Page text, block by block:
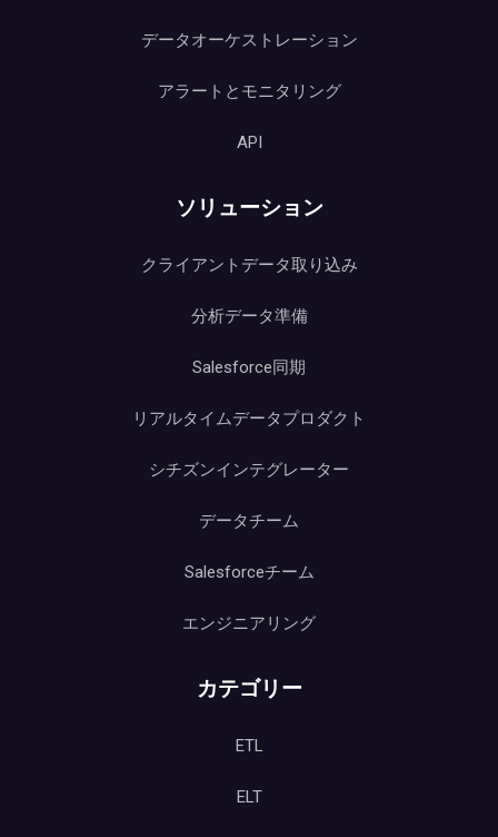
データオーケストレーション
アラートとモニタリング
API
ソリューション
クライアントデータ取り込み
分析データ準備
Salesforce同期
リアルタイムデータプロダクト
シチズンインテグレーター
データチーム
Salesforceチーム
エンジニアリング
カテゴリー
ETL
ELT